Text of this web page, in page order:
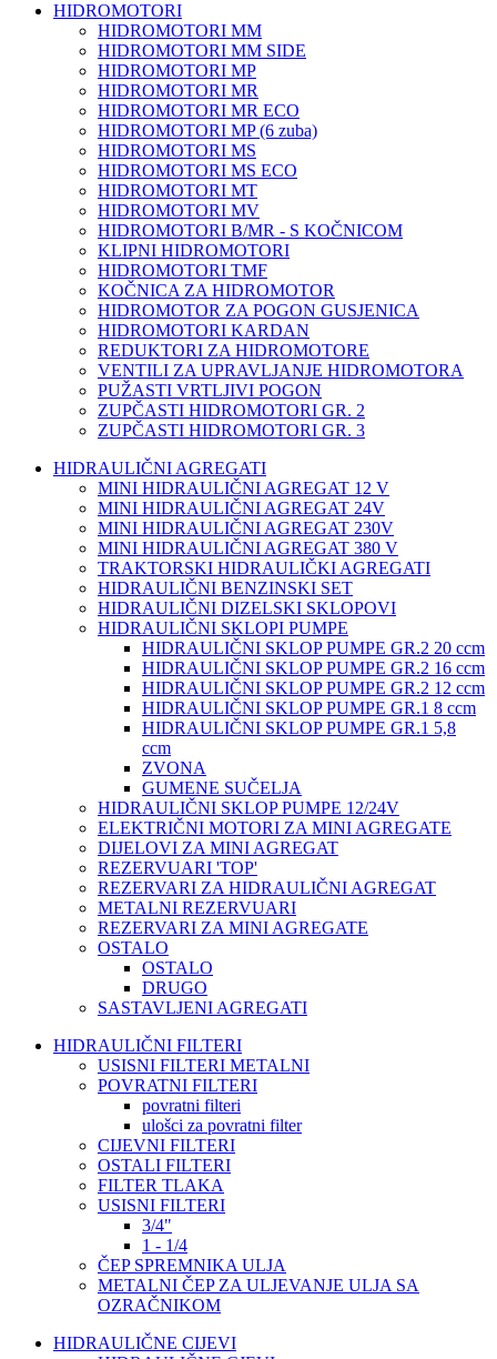
HIDROMOTORI
HIDROMOTORI MM
HIDROMOTORI MM SIDE
HIDROMOTORI MP
HIDROMOTORI MR
HIDROMOTORI MR ECO
HIDROMOTORI MP (6 zuba)
HIDROMOTORI MS
HIDROMOTORI MS ECO
HIDROMOTORI MT
HIDROMOTORI MV
HIDROMOTORI B/MR - S KOČNICOM
KLIPNI HIDROMOTORI
HIDROMOTORI TMF
KOČNICA ZA HIDROMOTOR
HIDROMOTOR ZA POGON GUSJENICA
HIDROMOTORI KARDAN
REDUKTORI ZA HIDROMOTORE
VENTILI ZA UPRAVLJANJE HIDROMOTORA
PUŽASTI VRTLJIVI POGON
ZUPČASTI HIDROMOTORI GR. 2
ZUPČASTI HIDROMOTORI GR. 3
HIDRAULIČNI AGREGATI
MINI HIDRAULIČNI AGREGAT 12 V
MINI HIDRAULIČNI AGREGAT 24V
MINI HIDRAULIČNI AGREGAT 230V
MINI HIDRAULIČNI AGREGAT 380 V
TRAKTORSKI HIDRAULIČKI AGREGATI
HIDRAULIČNI BENZINSKI SET
HIDRAULIČNI DIZELSKI SKLOPOVI
HIDRAULIČNI SKLOPI PUMPE
HIDRAULIČNI SKLOP PUMPE GR.2 20 ccm
HIDRAULIČNI SKLOP PUMPE GR.2 16 ccm
HIDRAULIČNI SKLOP PUMPE GR.2 12 ccm
HIDRAULIČNI SKLOP PUMPE GR.1 8 ccm
HIDRAULIČNI SKLOP PUMPE GR.1 5,8
ccm
ZVONA
GUMENE SUČELJA
HIDRAULIČNI SKLOP PUMPE 12/24V
ELEKTRIČNI MOTORI ZA MINI AGREGATE
DIJELOVI ZA MINI AGREGAT
REZERVUARI 'TOP'
REZERVARI ZA HIDRAULIČNI AGREGAT
METALNI REZERVUARI
REZERVARI ZA MINI AGREGATE
OSTALO
OSTALO
DRUGO
SASTAVLJENI AGREGATI
HIDRAULIČNI FILTERI
USISNI FILTERI METALNI
POVRATNI FILTERI
povratni filteri
ulošci za povratni filter
CIJEVNI FILTERI
OSTALI FILTERI
FILTER TLAKA
USISNI FILTERI
3/4"
1 - 1/4
ČEP SPREMNIKA ULJA
METALNI ČEP ZA ULJEVANJE ULJA SA
OZRAČNIKOM
HIDRAULIČNE CIJEVI